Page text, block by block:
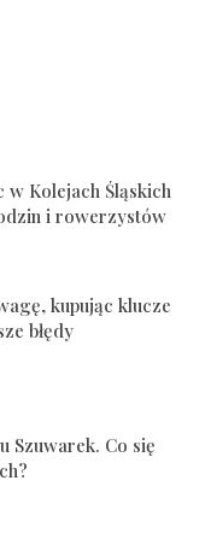
Kolejach Śląskich
i rowerzystów
kupując klucze
błędy
Szuwarek. Co się